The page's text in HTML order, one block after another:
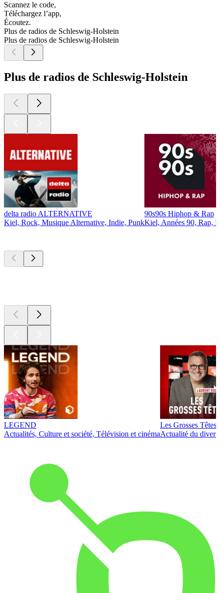
Scannez le code,
Téléchargez l’app,
Écoutez.
Plus de radios de Schleswig-Holstein
Plus de radios de Schleswig-Holstein
Plus de radios de Schleswig-Holstein
delta radio ALTERNATIVE
Kiel, Rock, Musique Alternative, Indie, Punk
90s90s Hiphop & Rap
Kiel, Années 90, Rap,
LEGEND
Actualités, Culture et société, Télévision et cinéma
Les Grosses Têtes
Actualité du